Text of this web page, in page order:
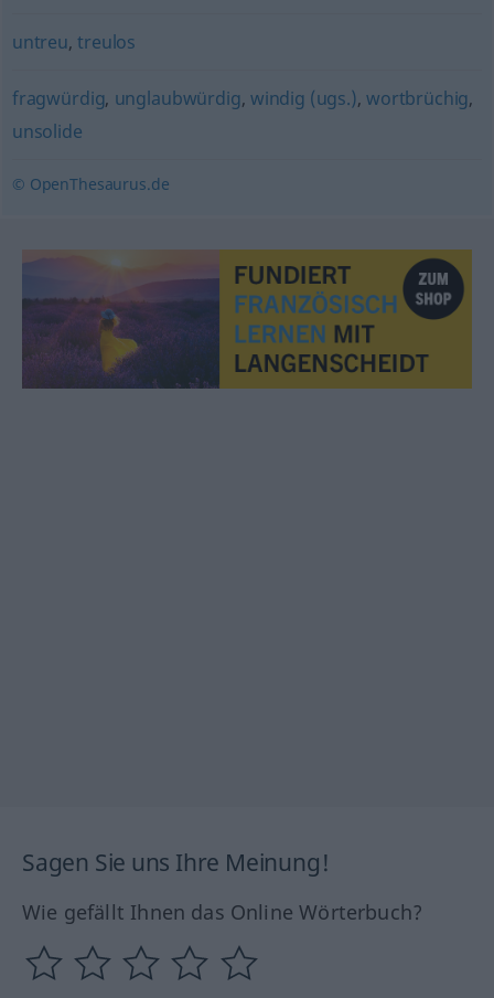
untreu,treulos
fragwürdig, unglaubwürdig, windig (ugs.),wortbrüchig,
unsolide
© OpenThesaurus.de
Sagen Sie uns Ihre Meinung!
Wie gefällt Ihnen das Online Wörterbuch?